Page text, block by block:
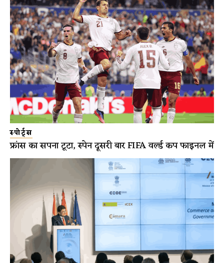
स्पोर्ट्स
फ्रांस का सपना टूटा, स्पेन दूसरी बार FIFA वर्ल्ड कप फाइनल में